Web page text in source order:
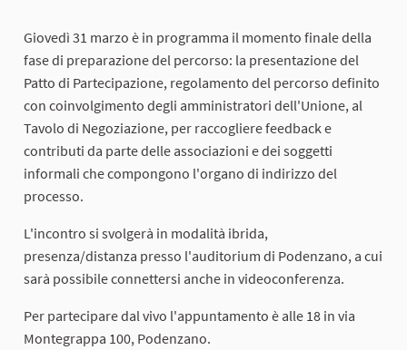
Giovedì 31 marzo è in programma il momento finale della
fase di preparazione del percorso: la presentazione del
Patto di Partecipazione, regolamento del percorso definito
con coinvolgimento degli amministratori dell'Unione, al
Tavolo di Negoziazione, per raccogliere feedback e
contributi da parte delle associazioni e dei soggetti
informali che compongono l'organo di indirizzo del
processo.
L'incontro si svolgerà in modalità ibrida,
presenza/distanza presso l'auditorium di Podenzano, a cui
sarà possibile connettersi anche in videoconferenza.
Per partecipare dal vivo l'appuntamento è alle 18 in via
Montegrappa 100, Podenzano.